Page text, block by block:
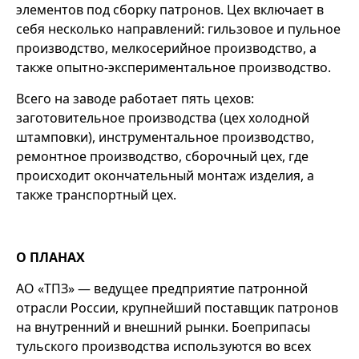
элементов под сборку патронов. Цех включает в
себя несколько направлений: гильзовое и пульное
производство, мелкосерийное производство, а
также опытно-экспериментальное производство.
Всего на заводе работает пять цехов:
заготовительное производства (цех холодной
штамповки), инструментальное производство,
ремонтное производство, сборочный цех, где
происходит окончательный монтаж изделия, а
также транспортный цех.
О ПЛАНАХ
АО «ТПЗ» — ведущее предприятие патронной
отрасли России, крупнейший поставщик патронов
на внутренний и внешний рынки. Боеприпасы
тульского производства используются во всех